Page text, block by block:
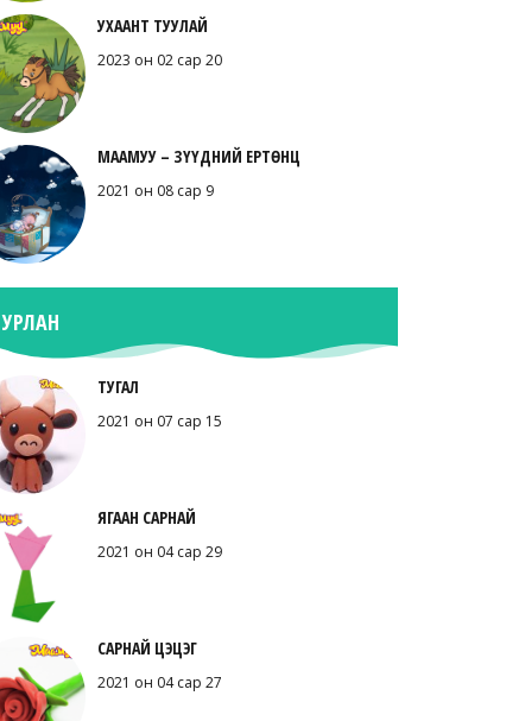
УХААНТ ТУУЛАЙ
2023 он 02 сар 20
МААМУУ – ЗҮҮДНИЙ ЕРТӨНЦ
2021 он 08 сар 9
УРЛАН
ТУГАЛ
2021 он 07 сар 15
ЯГААН САРНАЙ
2021 он 04 сар 29
САРНАЙ ЦЭЦЭГ
2021 он 04 сар 27